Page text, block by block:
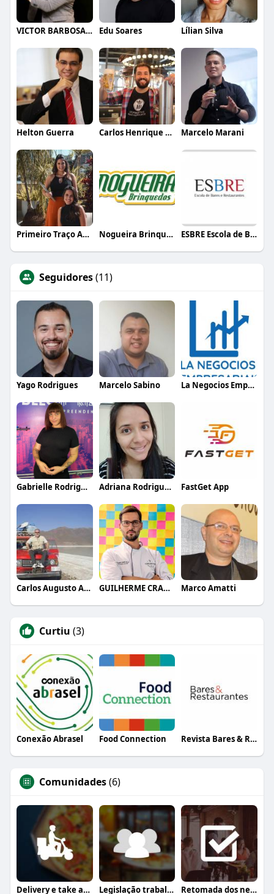
VICTOR BARBOSA QUARANTA Edu Soares Lílian Silva
Helton Guerra Carlos Henrique de Faria Vasconcelos Marcelo Marani
Primeiro Traço Arquitetura Nogueira Brinquedos ESBRE Escola de Bares e Restaurantes
Seguidores(11)
Yago Rodrigues Marcelo Sabino La Negocios Empresariais
Gabrielle Rodrigues Adriana Rodrigues Bezerra FastGet App
Carlos Augusto Alves GUILHERME CRAMER BALLE Marco Amatti
Curtiu (3)
Conexão Abrasel Food Connection Revista Bares & Restaurantes
Comunidades(6)
Delivery e take away Legislação trabalhista Retomada dos negócios